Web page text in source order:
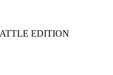
EDITION